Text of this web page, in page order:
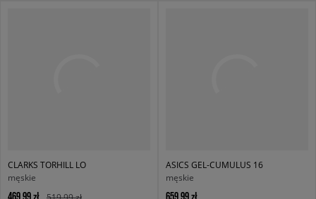
CLARKS TORHILL LO
męskie
469,99 zł 519,99 zł
ASICS GEL-CUMULUS 16
męskie
659,99 zł